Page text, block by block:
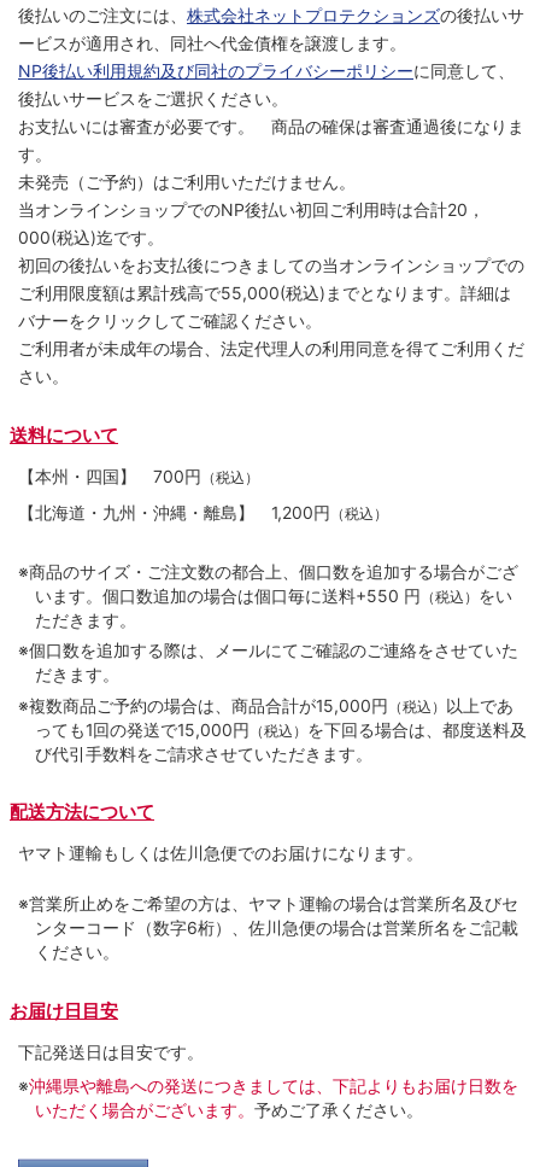
後払いのご注文には、 株式会社ネットプロテクションズの後払いサ
ービスが適用され、同社へ代金債権を譲渡します。
NP後払い利用規約及び同社のプライバシーポリシーに同意して、
後払いサービスをご選択ください。
お支払いには審査が必要です。 商品の確保は審査通過後になりま
す。
未発売（ご予約）はご利用いただけません。
当オンラインショップでのNP後払い初回ご利用時は合計20，
000(税込)迄です。
初回の後払いをお支払後につきましての当オンラインショップでの
ご利用限度額は累計残高で55,000(税込)までとなります。詳細は
バナーをクリックしてご確認ください。
ご利用者が未成年の場合、法定代理人の利用同意を得てご利用くだ
さい。
送料について
【本州・四国】 700円 （税込）
【北海道・九州・沖縄・離島】 1,200円 （税込）
※商品のサイズ・ご注文数の都合上、個口数を追加する場合がござ
います。個口数追加の場合は個口毎に送料+550 円 （税込） をい
ただきます。
※個口数を追加する際は、メールにてご確認のご連絡をさせていた
だきます。
※複数商品ご予約の場合は、商品合計が15,000円 （税込） 以上であ
っても1回の発送で15,000円 （税込） を下回る場合は、都度送料及
び代引手数料をご請求させていただきます。
配送方法について
ヤマト運輸もしくは佐川急便でのお届けになります。
※営業所止めをご希望の方は、ヤマト運輸の場合は営業所名及びセ
ンターコード（数字6桁）、佐川急便の場合は営業所名をご記載
ください。
お届け日目安
下記発送日は目安です。
※沖縄県や離島への発送につきましては、下記よりもお届け日数を
いただく場合がございます。 予めご了承ください。